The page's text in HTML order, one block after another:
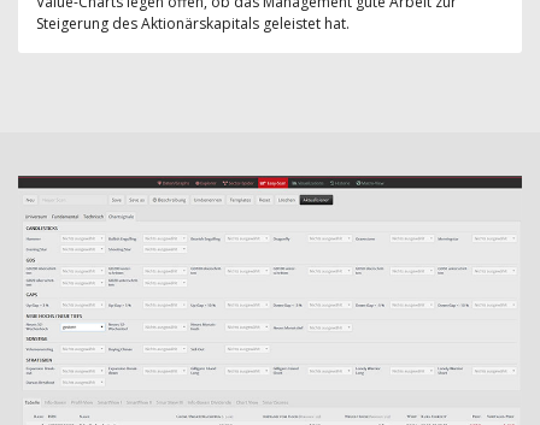
Steigerung des Aktionärskapitals geleistet hat.